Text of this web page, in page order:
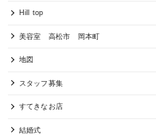
Hill top
美容室 高松市 岡本町
地図
スタッフ募集
すてきなお店
結婚式